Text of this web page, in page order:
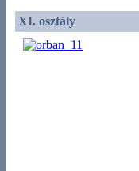
XI. osztály